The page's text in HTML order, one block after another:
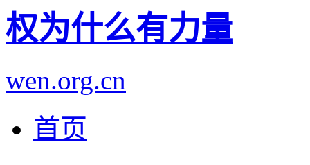
权为什么有力量
wen.org.cn
首页